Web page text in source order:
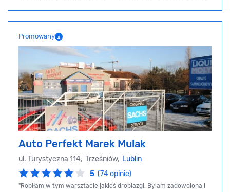
Promowany
Auto Perfekt Marek Mulak
ul. Turystyczna 114, Trześniów, Lublin
5 (74 opinie)
"Robiłam w tym warsztacie jakieś drobiazgi. Bylam zadowolona i